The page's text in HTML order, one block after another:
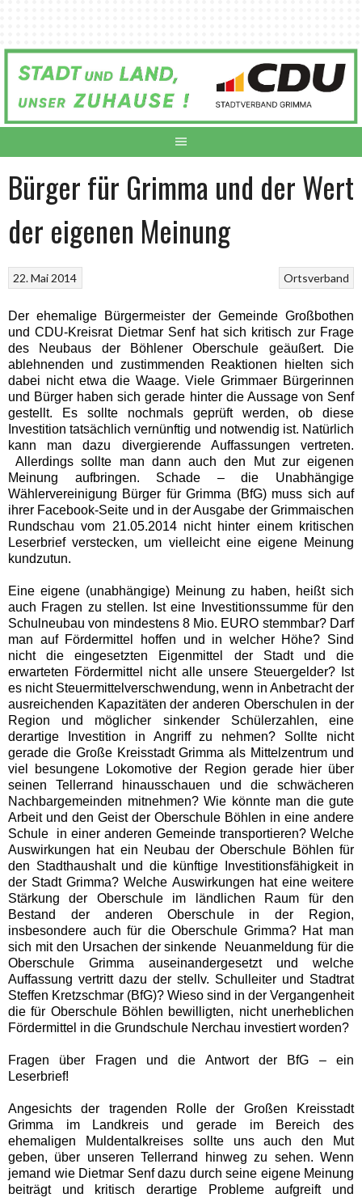
Inhalt
Bürger für Grimma und der Wert
der eigenen Meinung
Ortsverband
22. Mai 2014
Der ehemalige Bürgermeister der Gemeinde Großbothen
und CDU-Kreisrat Dietmar Senf hat sich kritisch zur Frage
des Neubaus der Böhlener Oberschule geäußert. Die
ablehnenden und zustimmenden Reaktionen hielten sich
dabei nicht etwa die Waage. Viele Grimmaer Bürgerinnen
und Bürger haben sich gerade hinter die Aussage von Senf
gestellt. Es sollte nochmals geprüft werden, ob diese
Investition tatsächlich vernünftig und notwendig ist. Natürlich
kann man dazu divergierende Auffassungen vertreten.
Allerdings sollte man dann auch den Mut zur eigenen
Meinung aufbringen. Schade – die Unabhängige
Wählervereinigung Bürger für Grimma (BfG) muss sich auf
ihrer Facebook-Seite und in der Ausgabe der Grimmaischen
Rundschau vom 21.05.2014 nicht hinter einem kritischen
Leserbrief verstecken, um vielleicht eine eigene Meinung
kundzutun.
Eine eigene (unabhängige) Meinung zu haben, heißt sich
auch Fragen zu stellen. Ist eine Investitionssumme für den
Schulneubau von mindestens 8 Mio. EURO stemmbar? Darf
man auf Fördermittel hoffen und in welcher Höhe? Sind
nicht die eingesetzten Eigenmittel der Stadt und die
erwarteten Fördermittel nicht alle unsere Steuergelder? Ist
es nicht Steuermittelverschwendung, wenn in Anbetracht der
ausreichenden Kapazitäten der anderen Oberschulen in der
Region und möglicher sinkender Schülerzahlen, eine
derartige Investition in Angriff zu nehmen? Sollte nicht
gerade die Große Kreisstadt Grimma als Mittelzentrum und
viel besungene Lokomotive der Region gerade hier über
seinen Tellerrand hinausschauen und die schwächeren
Nachbargemeinden mitnehmen? Wie könnte man die gute
Arbeit und den Geist der Oberschule Böhlen in eine andere
Schule in einer anderen Gemeinde transportieren? Welche
Auswirkungen hat ein Neubau der Oberschule Böhlen für
den Stadthaushalt und die künftige Investitionsfähigkeit in
der Stadt Grimma? Welche Auswirkungen hat eine weitere
Stärkung der Oberschule im ländlichen Raum für den
Bestand der anderen Oberschule in der Region,
insbesondere auch für die Oberschule Grimma? Hat man
sich mit den Ursachen der sinkende Neuanmeldung für die
Oberschule Grimma auseinandergesetzt und welche
Auffassung vertritt dazu der stellv. Schulleiter und Stadtrat
Steffen Kretzschmar (BfG)? Wieso sind in der Vergangenheit
die für Oberschule Böhlen bewilligten, nicht unerheblichen
Fördermittel in die Grundschule Nerchau investiert worden?
Fragen über Fragen und die Antwort der BfG – ein
Leserbrief!
Angesichts der tragenden Rolle der Großen Kreisstadt
Grimma im Landkreis und gerade im Bereich des
ehemaligen Muldentalkreises sollte uns auch den Mut
geben, über unseren Tellerrand hinweg zu sehen. Wenn
jemand wie Dietmar Senf dazu durch seine eigene Meinung
beiträgt und kritisch derartige Probleme aufgreift und